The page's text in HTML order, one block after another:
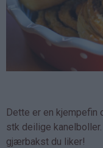
Dette er en
stk deilige
gjærbakst du liker!